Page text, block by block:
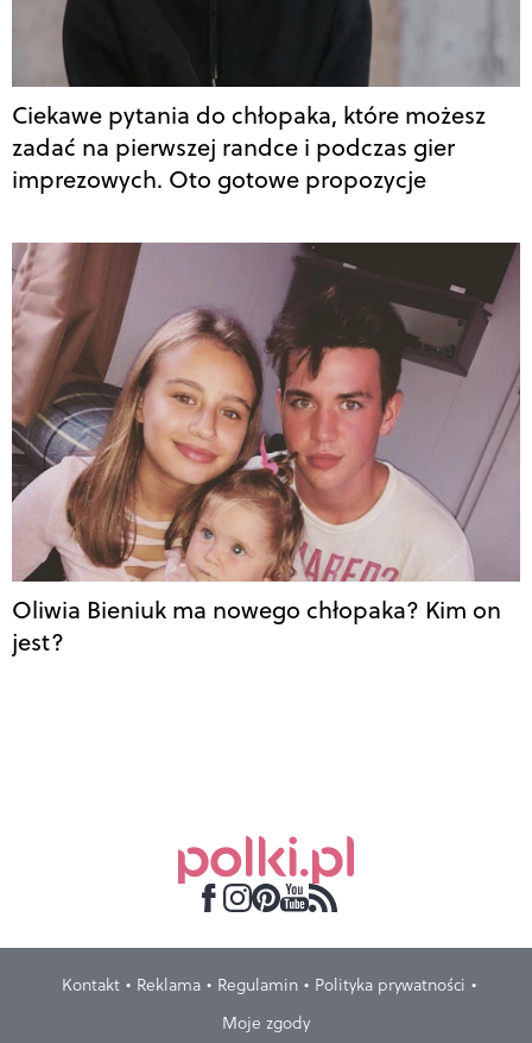
Ciekawe pytania do chłopaka, które możesz
zadać na pierwszej randce i podczas gier
imprezowych. Oto gotowe propozycje
Oliwia Bieniuk ma nowego chłopaka? Kim on
jest?
Kontakt Reklama Regulamin
Polityka prywatności
Moje zgody